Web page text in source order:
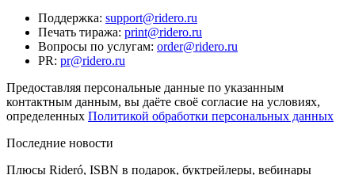
Поддержка: support@ridero.ru
Печать тиража: print@ridero.ru
Вопросы по услугам: order@ridero.ru
PR: pr@ridero.ru
Предоставляя персональные данные по указанным
контактным данным, вы даёте своё согласие на условиях,
определенных Политикой обработки персональных данных
Последние новости
Плюсы Rideró, ISBN в подарок, буктрейлеры, вебинары